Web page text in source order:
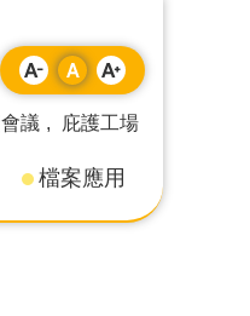
議 庇護工場
檔案應用